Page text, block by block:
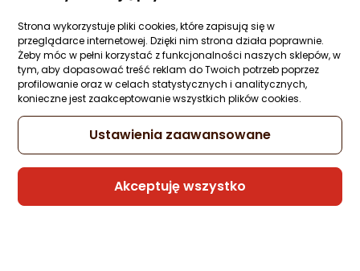
Strona wykorzystuje pliki cookies, które zapisują się w
przeglądarce internetowej. Dzięki nim strona działa poprawnie.
Żeby móc w pełni korzystać z funkcjonalności naszych sklepów, w
tym, aby dopasować treść reklam do Twoich potrzeb poprzez
profilowanie oraz w celach statystycznych i analitycznych,
konieczne jest zaakceptowanie wszystkich plików cookies.
Ustawienia zaawansowane
Akceptuję wszystko